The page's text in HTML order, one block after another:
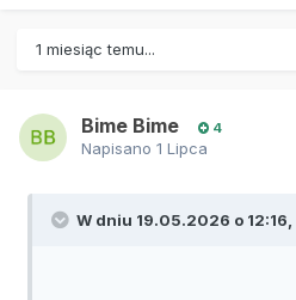
1 miesiąc temu...
Bime Bime 4
Napisano 1 Lipca
W dniu 19.05.2026 o 12:16,